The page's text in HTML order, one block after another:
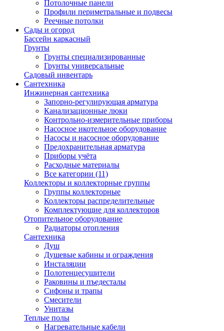
Потолочные панели
Профили периметральные и подвесы
Реечные потолки
Сады и огород
Бассейн каркасный
Грунты
Грунты специализированные
Грунты универсальные
Садовый инвентарь
Сантехника
Инжинерная сантехника
Запорно-регулирующая арматура
Канализационные люки
Контрольно-измерительные приборы
Насосное икотельное оборудование
Насосы и насосное оборудование
Предохранительная арматура
Приборы учёта
Расходные материалы
Все категории (11)
Коллекторы и коллекторные группы
Группы коллекторные
Коллекторы распределительные
Комплектующие для коллекторов
Отопительное оборудование
Радиаторы отопления
Сантехника
Душ
Душевые кабины и ограждения
Инсталяции
Полотенцесушители
Раковины и пъедесталы
Сифоны и трапы
Смесители
Унитазы
Теплые полы
Нагревательные кабели